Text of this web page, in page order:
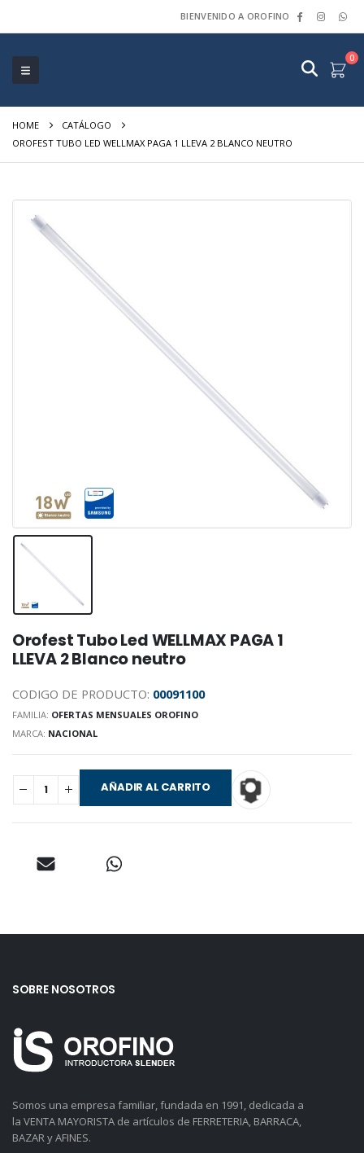
BIENVENIDO A OROFINO
0
HOME
CATÁLOGO
OROFEST TUBO LED WELLMAX PAGA 1 LLEVA 2 BLANCO NEUTRO
Orofest Tubo Led WELLMAX PAGA 1
LLEVA 2 Blanco neutro
CODIGO DE PRODUCTO: 00091100
FAMILIA: OFERTAS MENSUALES OROFINO
MARCA: NACIONAL
AÑADIR AL CARRITO
SOBRE NOSOTROS
Somos una empresa familiar, fundada en 1991, dedicada a
la VENTA MAYORISTA de artículos de FERRETERIA, BARRACA,
BAZAR y AFINES.